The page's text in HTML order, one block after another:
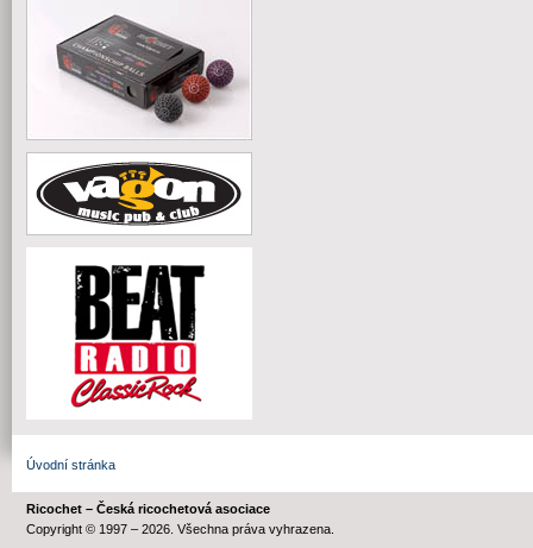
Úvodní stránka
Ricochet – Česká ricochetová asociace
Copyright © 1997 – 2026. Všechna práva vyhrazena.